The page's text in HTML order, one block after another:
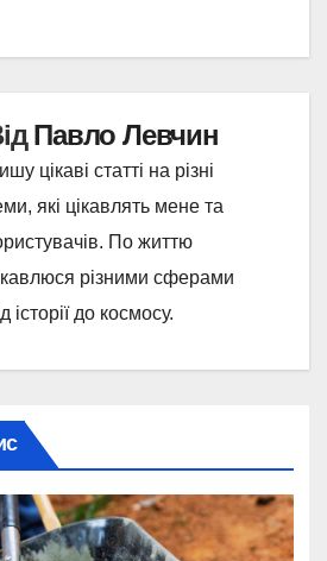
Павло Левчин
цікаві статті на різні
які цікавлять мене та
По життю
різними сферами
історії до космосу.